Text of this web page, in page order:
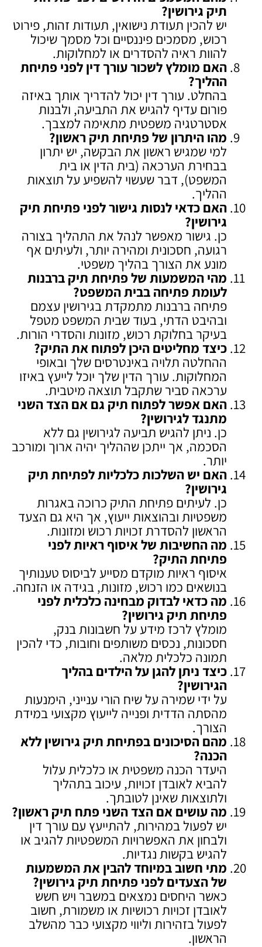
תיק גירושין?
יש להכין תעודת נישואין, תעודות זהות, פירוט
רכוש, מסמכים פיננסיים וכל מסמך שיכול
להוות ראיה להסדרים או למחלוקות.
האם מומלץ לשכור עורך דין לפני פתיחת
ההליך?
בהחלט. עורך דין יכול להדריך אותך באיזה
פורום עדיף להגיש את התביעה, ולבנות
אסטרטגיה משפטית מתאימה למצבך.
מהו היתרון של פתיחת תיק ראשון?
למי שמגיש ראשון את הבקשה, יש יתרון
בבחירת הערכאה (בית הדין או בית
המשפט), דבר שעשוי להשפיע על תוצאות
ההליך.
האם כדאי לנסות גישור לפני פתיחת תיק
גירושין?
כן. גישור מאפשר לנהל את התהליך בצורה
רגועה, חסכונית ומהירה יותר, ולעיתים אף
מונע את הצורך בהליך משפטי.
מהי המשמעות של פתיחת תיק ברבנות
לעומת פתיחה בבית המשפט?
פתיחה ברבנות מתמקדת בגירושין עצמם
ובהיבט הדתי, בעוד שבית המשפט מטפל
בעיקר בחלוקת רכוש, מזונות והסדרי הורות.
כיצד מחליטים היכן לפתוח את התיק?
ההחלטה תלויה באינטרסים שלך ובאופי
המחלוקות. עורך הדין שלך יוכל לייעץ באיזו
ערכאה סביר שתקבל תוצאה מיטבית.
האם אפשר לפתוח תיק גם אם הצד השני
מתנגד לגירושין?
כן. ניתן להגיש תביעה לגירושין גם ללא
הסכמה, אך ייתכן שההליך יהיה ארוך ומורכב
יותר.
האם יש השלכות כלכליות לפתיחת תיק
גירושין?
כן. לעיתים פתיחת התיק כרוכה באגרות
משפטיות ובהוצאות ייעוץ, אך היא גם הצעד
הראשון להסדרת זכויות רכוש ומזונות.
מה החשיבות של איסוף ראיות לפני
פתיחת התיק?
איסוף ראיות מוקדם מסייע לביסוס טענותיך
בנושאים כמו רכוש, מזונות, בגידה או הזנחה.
מה כדאי לבדוק מבחינה כלכלית לפני
פתיחת תיק גירושין?
מומלץ לרכז מידע על חשבונות בנק,
חסכונות, נכסים משותפים וחובות, כדי להכין
תמונה כלכלית מלאה.
כיצד ניתן להגן על הילדים בהליך
הגירושין?
על ידי שמירה על שיח הורי ענייני, הימנעות
מהסתה הדדית ופנייה לייעוץ מקצועי במידת
הצורך.
מהם הסיכונים בפתיחת תיק גירושין ללא
הכנה?
היעדר הכנה משפטית או כלכלית עלול
להביא לאובדן זכויות, עיכוב בתהליך
ולתוצאות שאינן לטובתך.
מה עושים אם הצד השני פתח תיק ראשון?
יש לפעול במהירות, להתייעץ עם עורך דין
ולבחון את האפשרויות המשפטיות להגיב או
להגיש בקשות נגדיות.
מתי חשוב במיוחד להבין את המשמעות
של הצעדים לפני פתיחת תיק גירושין?
כאשר היחסים נמצאים במשבר ויש חשש
לאובדן זכויות רכושיות או משמורת, חשוב
לפעול בזהירות וליווי מקצועי כבר מהשלב
הראשון.